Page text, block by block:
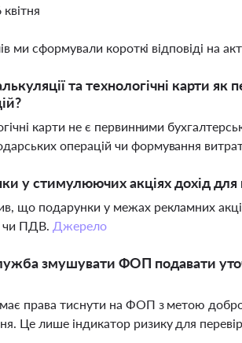
квітня
ми сформували короткі відповіді на
та технологічні карти
карти не є первинними
операцій чи формування
у стимулюючих акціях дохід
що подарунки у межах рекламних
чи ПДВ. Джерело
змушувати ФОП подавати
права тиснути на ФОП з метою
Це лише індикатор ризику для